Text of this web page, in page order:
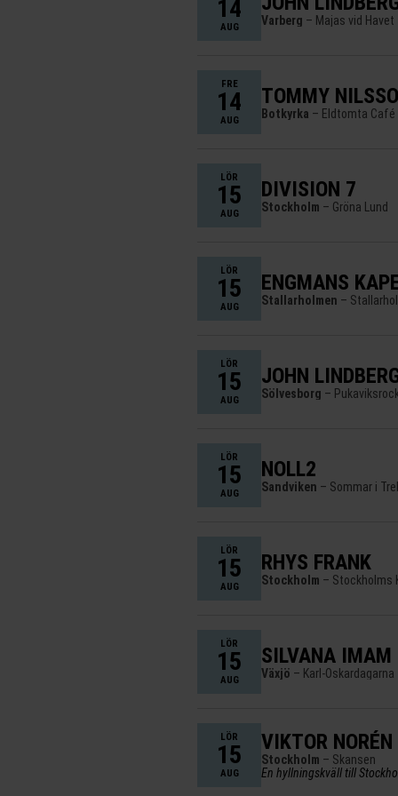
14
AUG Varberg – Majas vid Havet
FRE
14
AUG
TOMMY
Botkyrka – Eldtomta Café
LÖR
15
AUG
DIVISION 7
Stockholm – Gröna Lund
LÖR
15
AUG
ENGMANS
Stallarholmen –
LÖR
15
AUG
JOHN
Sölvesborg –
LÖR
15
AUG
NOLL2
Sandviken – Sommar i
LÖR
15
AUG
RHYS FRANK
Stockholm – Stockholms
LÖR
15
AUG
SILVANA IMAM
Växjö – Karl-Oskardagarna
LÖR
15
AUG
VIKTOR NORÉN
Stockholm – Skansen
En hyllningskväll till